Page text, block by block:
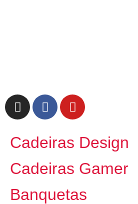
Cadeiras Design
Cadeiras Gamer
Banquetas